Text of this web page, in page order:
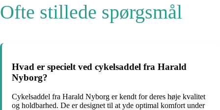
Ofte stillede spørgsmål
Hvad er specielt ved cykelsaddel fra Harald
Nyborg?
Cykelsaddel fra Harald Nyborg er kendt for deres høje kvalitet
og holdbarhed. De er designet til at yde optimal komfort under